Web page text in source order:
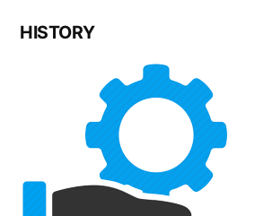
HISTORY